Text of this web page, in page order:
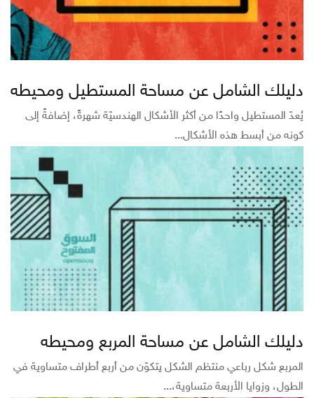
دليلك الشامل عن مساحة المستطيل ومحيطه
يُعدّ المستطيل واحدًا من أكثر الأشكال الهندسيّة شهرةً، إضافةً إلى
كونه من أبسط هذه الأشكال...
دليلك الشامل عن مساحة المربع ومحيطه
المربع شكل رباعي منتظم الشكل يتكوّن من أربع أطراف متساوية في
الطول، وزوايا الأربعة متساوية،...